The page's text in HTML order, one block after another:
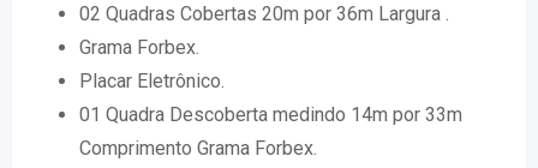
02 Quadras Cobertas 20m por 36m Largura .
Grama Forbex.
Placar Eletrônico.
01 Quadra Descoberta medindo 14m por 33m
Comprimento Grama Forbex.